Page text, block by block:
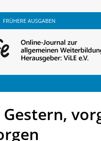
FRÜHERE AUSGABEN
Gestern,